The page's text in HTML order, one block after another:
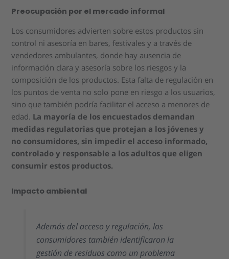
Preocupación por el mercado informal
Los consumidores advierten sobre estos productos sin
control ni asesoría en bares, festivales y a través de
vendedores ambulantes, donde hay ausencia de
información clara y asesoría sobre los riesgos y la
composición de los productos. Esta falta de regulación en
los puntos de venta no solo pone en riesgo a los usuarios,
sino que también podría facilitar el acceso a menores de
edad. La mayoría de los encuestados demandan
medidas regulatorias que protejan a los jóvenes y
no consumidores, sin impedir el acceso informado,
controlado y responsable a los adultos que eligen
consumir estos productos.
Impacto ambiental
Además del acceso y regulación, los
consumidores también identificaron la
gestión de residuos como un problema